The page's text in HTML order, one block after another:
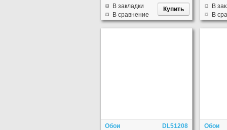
В закладки
В сравнение
В
В
Обои DL51208 Обои